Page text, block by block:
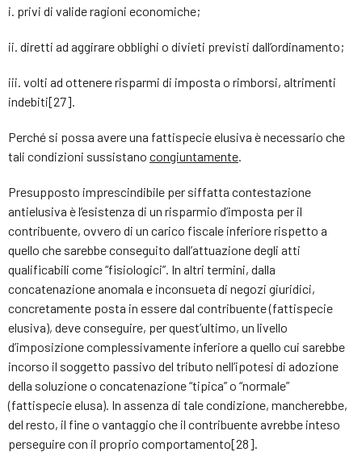
i. privi di valide ragioni economiche;
ii. diretti ad aggirare obblighi o divieti previsti dall’ordinamento;
iii. volti ad ottenere risparmi di imposta o rimborsi, altrimenti
indebiti[27].
Perché si possa avere una fattispecie elusiva è necessario che
tali condizioni sussistano congiuntamente.
Presupposto imprescindibile per siffatta contestazione
antielusiva è l’esistenza di un risparmio d’imposta per il
contribuente, ovvero di un carico fiscale inferiore rispetto a
quello che sarebbe conseguito dall’attuazione degli atti
qualificabili come “fisiologici”. In altri termini, dalla
concatenazione anomala e inconsueta di negozi giuridici,
concretamente posta in essere dal contribuente (fattispecie
elusiva), deve conseguire, per quest’ultimo, un livello
d’imposizione complessivamente inferiore a quello cui sarebbe
incorso il soggetto passivo del tributo nell’ipotesi di adozione
della soluzione o concatenazione “tipica” o “normale”
(fattispecie elusa). In assenza di tale condizione, mancherebbe,
del resto, il fine o vantaggio che il contribuente avrebbe inteso
perseguire con il proprio comportamento[28].